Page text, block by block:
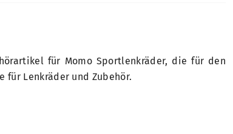
für Momo Sportlenkräder, die für den
für Lenkräder und Zubehör.